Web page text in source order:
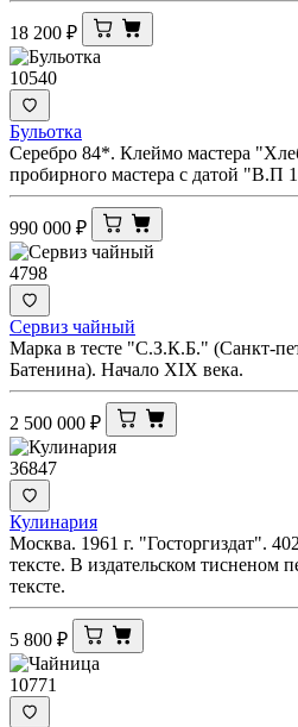
18 200 ₽
10540
Бульотка
Серебро 84*. Клеймо мастера
пробирного мастера с датой "В.П
990 000 ₽
4798
Сервиз чайный
Марка в тесте "С.З.К.Б." (Санкт-
Батенина). Начало XIX века.
2 500 000 ₽
36847
Кулинария
Москва. 1961 г. "Госторгиздат".
тексте. В издательском тисненом
тексте.
5 800 ₽
10771